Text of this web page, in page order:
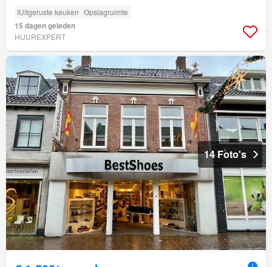
IUitgeruste keuken Opslagruimte
15 dagen geleden
HUUREXPERT
14 Foto's